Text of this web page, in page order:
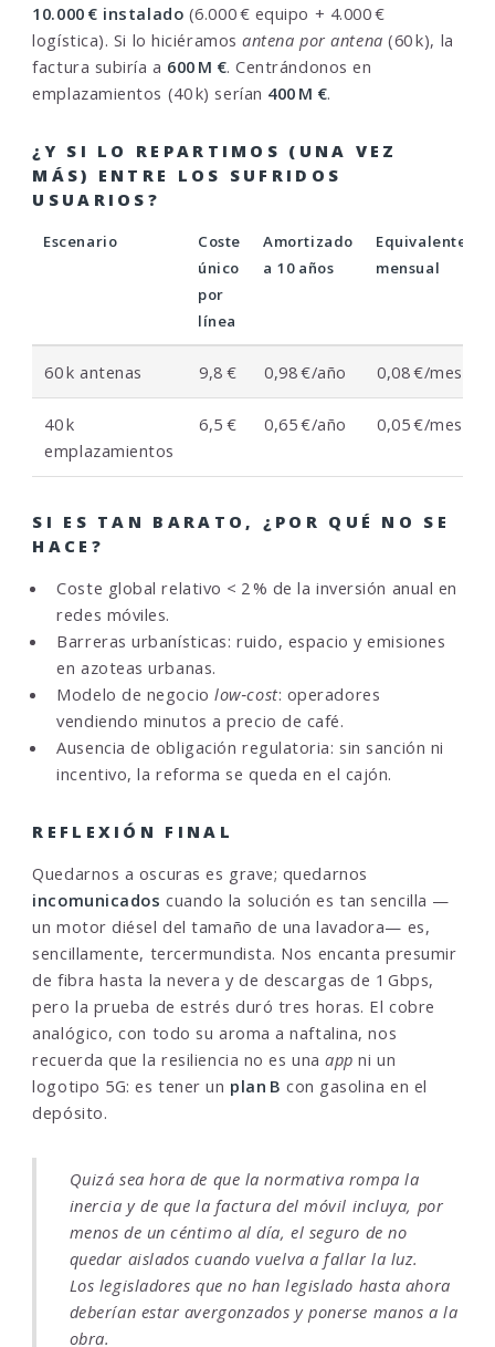
10.000 € instalado (6.000 € equipo + 4.000 €
logística). Si lo hiciéramosantena por antena (60 k), la
factura subiría a 600 M €. Centrándonos en
emplazamientos (40 k) serían 400 M €.
¿Y SI LO REPARTIMOS (UNA VEZ
MÁS) ENTRE LOS SUFRIDOS
USUARIOS?
Escenario
Coste
único
por
línea
Amortizado
a 10 años
Equivalente
mensual
60 k antenas 9,8 € 0,98 €/año 0,08 €/mes
40 k
emplazamientos
6,5 € 0,65 €/año 0,05 €/mes
SI ES TAN BARATO, ¿POR QUÉ NO SE
HACE?
Coste global relativo < 2 % de la inversión anual en
redes móviles.
Barreras urbanísticas: ruido, espacio y emisiones
en azoteas urbanas.
Modelo de negociolow‑cost: operadores
vendiendo minutos a precio de café.
Ausencia de obligación regulatoria: sin sanción ni
incentivo, la reforma se queda en el cajón.
REFLEXIÓN FINAL
Quedarnos a oscuras es grave; quedarnos
incomunicados cuando la solución es tan sencilla —
un motor diésel del tamaño de una lavadora— es,
sencillamente, tercermundista. Nos encanta presumir
de fibra hasta la nevera y de descargas de 1 Gbps,
pero la prueba de estrés duró tres horas. El cobre
analógico, con todo su aroma a naftalina, nos
recuerda que la resiliencia no es unaapp ni un
logotipo 5G: es tener un plan B con gasolina en el
depósito.
Quizá sea hora de que la normativa rompa la
inercia y de que la factura del móvil incluya, por
menos de un céntimo al día, el seguro de no
quedar aislados cuando vuelva a fallar la luz.
Los legisladores que no han legislado hasta ahora
deberían estar avergonzados y ponerse manos a la
obra.